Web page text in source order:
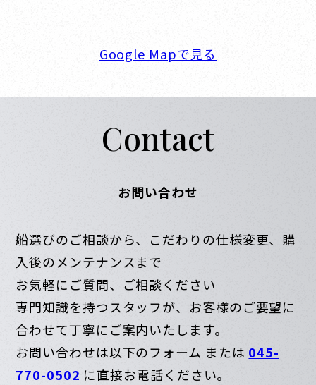
Google Mapで見る
Contact
お問い合わせ
船選びのご相談から、こだわりの仕様変更、購
入後のメンテナンスまで
お気軽にご質問、ご相談ください
専門知識を持つスタッフが、お客様のご要望に
合わせて丁寧にご案内いたします。
お問い合わせは以下のフォーム または 045-
770-0502 に直接お電話ください。